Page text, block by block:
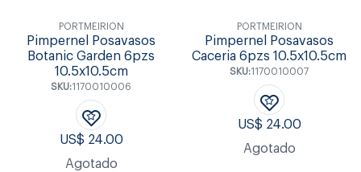
PORTMEIRION
Pimpernel Posavasos
Botanic Garden 6pzs
10.5x10.5cm
SKU:1170010006
US$ 24.00
Agotado
PORTMEIRION
Pimpernel Posavasos
Caceria 6pzs 10.5x10.5cm
SKU:1170010007
US$ 24.00
Agotado